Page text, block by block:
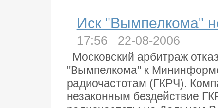
Иск "Вымпелкома"
17:56 22-08-2006
Московский арбитраж
"Вымпелкома" к
радиочастотам (ГКРЧ).
незаконным бездействие